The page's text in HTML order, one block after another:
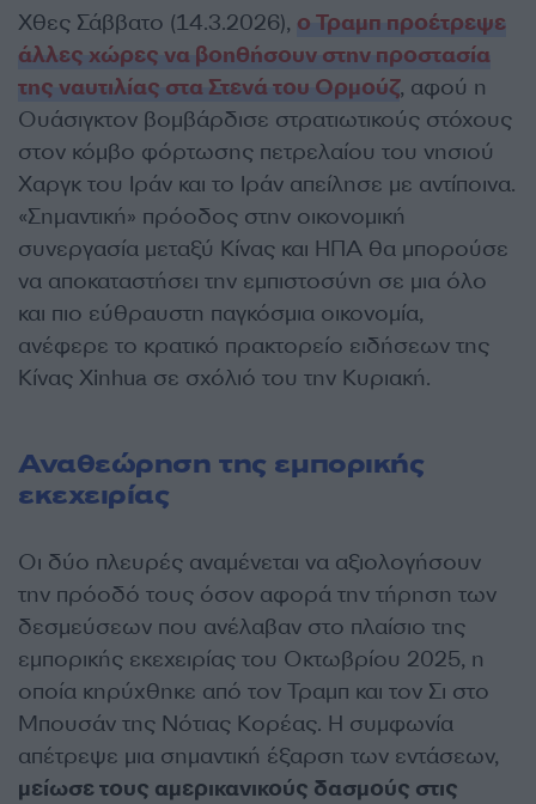
Χθες Σάββατο (14.3.2026), ο Τραμπ προέτρεψε
άλλες χώρες να βοηθήσουν στην προστασία
της ναυτιλίας στα Στενά του Ορμούζ, αφού η
Ουάσιγκτον βομβάρδισε στρατιωτικούς στόχους
στον κόμβο φόρτωσης πετρελαίου του νησιού
Χαργκ του Ιράν και το Ιράν απείλησε με αντίποινα.
«Σημαντική» πρόοδος στην οικονομική
συνεργασία μεταξύ Κίνας και ΗΠΑ θα μπορούσε
να αποκαταστήσει την εμπιστοσύνη σε μια όλο
και πιο εύθραυστη παγκόσμια οικονομία,
ανέφερε το κρατικό πρακτορείο ειδήσεων της
Κίνας Xinhua σε σχόλιό του την Κυριακή.
Αναθεώρηση της εμπορικής
εκεχειρίας
Οι δύο πλευρές αναμένεται να αξιολογήσουν
την πρόοδό τους όσον αφορά την τήρηση των
δεσμεύσεων που ανέλαβαν στο πλαίσιο της
εμπορικής εκεχειρίας του Οκτωβρίου 2025, η
οποία κηρύχθηκε από τον Τραμπ και τον Σι στο
Μπουσάν της Νότιας Κορέας. Η συμφωνία
απέτρεψε μια σημαντική έξαρση των εντάσεων,
μείωσε τους αμερικανικούς δασμούς στις